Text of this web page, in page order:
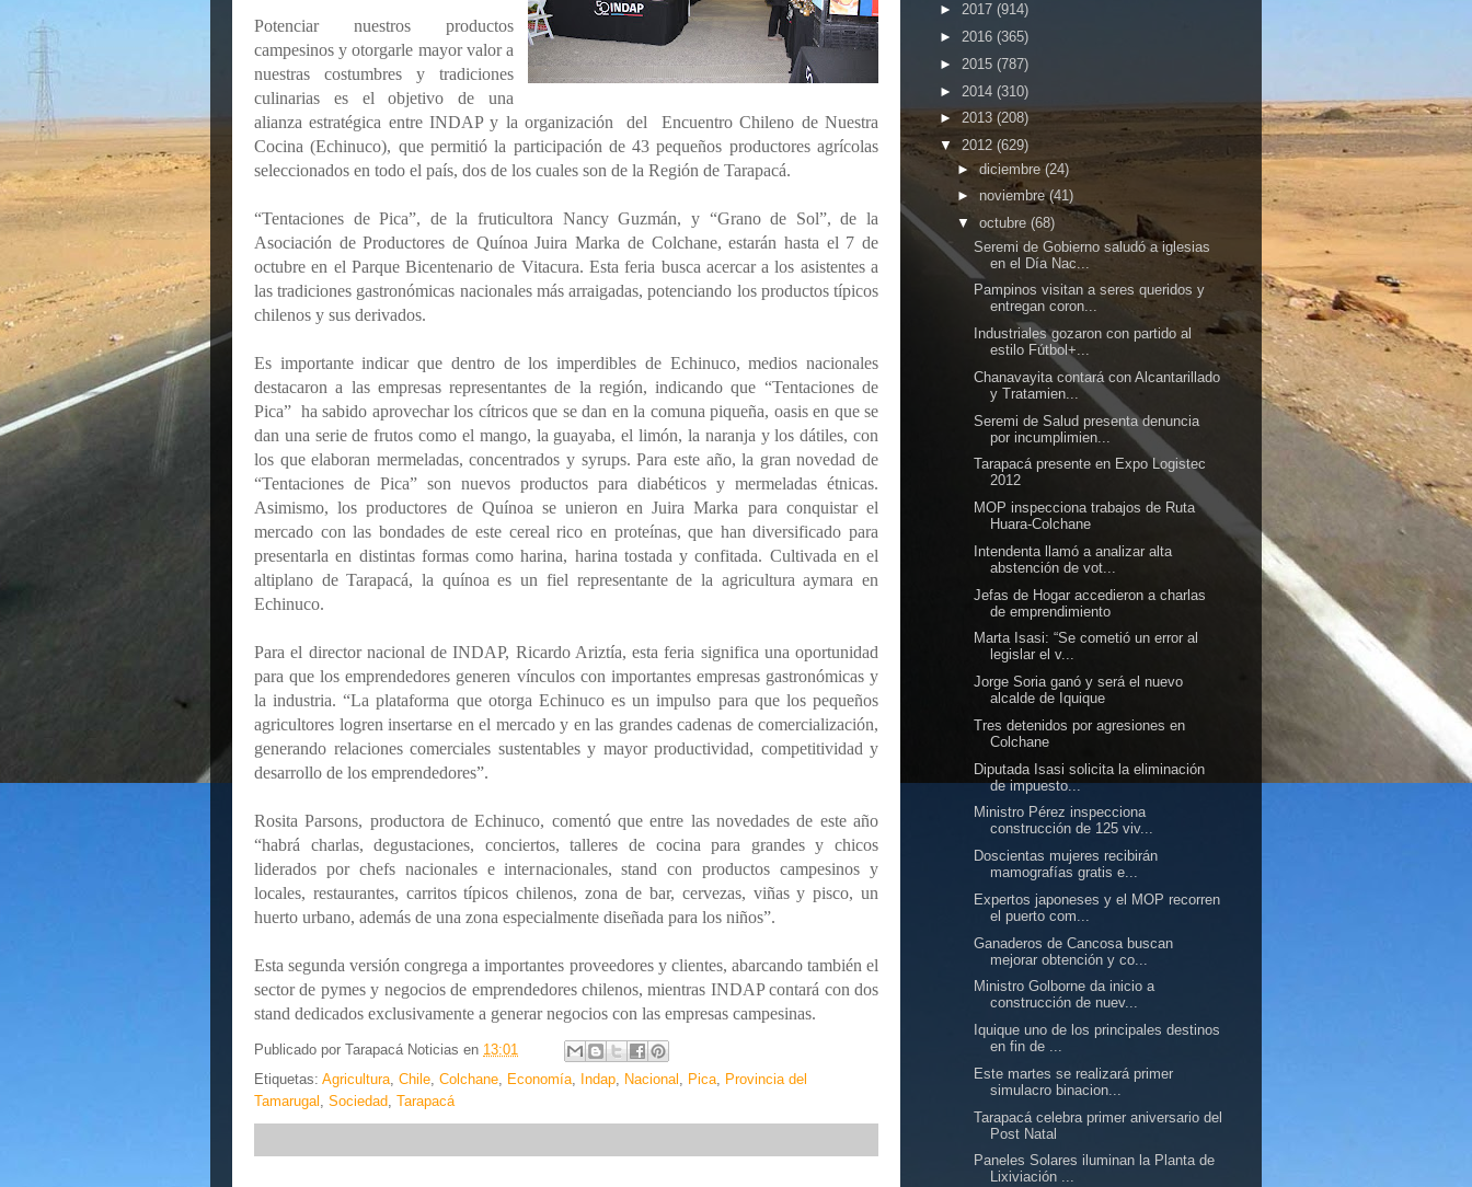
Potenciar nuestros productos
campesinos y otorgarle mayor valor a
nuestras costumbres y tradiciones
culinarias es el objetivo de una
alianza estratégica entre INDAP y la organización del Encuentro Chileno de Nuestra
Cocina (Echinuco), que permitió la participación de 43 pequeños productores agrícolas
seleccionados en todo el país, dos de los cuales son de la Región de Tarapacá.
“Tentaciones de Pica”, de la fruticultora Nancy Guzmán, y “Grano de Sol”, de la
Asociación de Productores de Quínoa Juira Marka de Colchane, estarán hasta el 7 de
octubre en el Parque Bicentenario de Vitacura. Esta feria busca acercar a los asistentes a
las tradiciones gastronómicas nacionales más arraigadas, potenciando los productos típicos
chilenos y sus derivados.
Es importante indicar que dentro de los imperdibles de Echinuco, medios nacionales
destacaron a las empresas representantes de la región, indicando que “Tentaciones de
Pica” ha sabido aprovechar los cítricos que se dan en la comuna piqueña, oasis en que se
dan una serie de frutos como el mango, la guayaba, el limón, la naranja y los dátiles, con
los que elaboran mermeladas, concentrados y syrups. Para este año, la gran novedad de
“Tentaciones de Pica” son nuevos productos para diabéticos y mermeladas étnicas.
Asimismo, los productores de Quínoa se unieron en Juira Marka para conquistar el
mercado con las bondades de este cereal rico en proteínas, que han diversificado para
presentarla en distintas formas como harina, harina tostada y confitada. Cultivada en el
altiplano de Tarapacá, la quínoa es un fiel representante de la agricultura aymara en
Echinuco.
Para el director nacional de INDAP, Ricardo Ariztía, esta feria significa una oportunidad
para que los emprendedores generen vínculos con importantes empresas gastronómicas y
la industria. “La plataforma que otorga Echinuco es un impulso para que los pequeños
agricultores logren insertarse en el mercado y en las grandes cadenas de comercialización,
generando relaciones comerciales sustentables y mayor productividad, competitividad y
desarrollo de los emprendedores”.
Rosita Parsons, productora de Echinuco, comentó que entre las novedades de este año
“habrá charlas, degustaciones, conciertos, talleres de cocina para grandes y chicos
liderados por chefs nacionales e internacionales, stand con productos campesinos y
locales, restaurantes, carritos típicos chilenos, zona de bar, cervezas, viñas y pisco, un
huerto urbano, además de una zona especialmente diseñada para los niños”.
Esta segunda versión congrega a importantes proveedores y clientes, abarcando también el
sector de pymes y negocios de emprendedores chilenos, mientras INDAP contará con dos
stand dedicados exclusivamente a generar negocios con las empresas campesinas.
Publicado por Tarapacá Noticias en 13:01
Etiquetas: Agricultura, Chile, Colchane, Economía, Indap, Nacional , Pica, Provincia del
Tamarugal , Sociedad, Tarapacá
► 2017 (914)
► 2016 (365)
► 2015 (787)
► 2014 (310)
► 2013 (208)
▼ 2012 (629)
►diciembre(24)
► noviembre(41)
▼ octubre (68)
Seremi de Gobierno saludó a iglesias
en el Día Nac...
Pampinos visitan a seres queridos y
entregan coron...
Industriales gozaron con partido al
estilo Fútbol+...
Chanavayita contará con Alcantarillado
y Tratamien...
Seremi de Salud presenta denuncia
por incumplimien...
Tarapacá presente en Expo Logistec
2012
MOP inspecciona trabajos de Ruta
Huara-Colchane
Intendenta llamó a analizar alta
abstención de vot...
Jefas de Hogar accedieron a charlas
de emprendimiento
Marta Isasi: “Se cometió un error al
legislar el v...
Jorge Soria ganó y será el nuevo
alcalde de Iquique
Tres detenidos por agresiones en
Colchane
Diputada Isasi solicita la eliminación
de impuesto...
Ministro Pérez inspecciona
construcción de 125 viv...
Doscientas mujeres recibirán
mamografías gratis e...
Expertos japoneses y el MOP recorren
el puerto com...
Ganaderos de Cancosa buscan
mejorar obtención y co...
Ministro Golborne da inicio a
construcción de nuev...
Iquique uno de los principales destinos
en fin de ...
Este martes se realizará primer
simulacro binacion...
Tarapacá celebra primer aniversario del
Post Natal
Paneles Solares iluminan la Planta de
Lixiviación ...